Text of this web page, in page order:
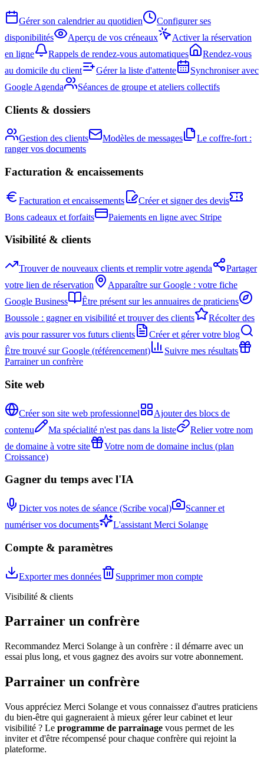
Gérer son calendrier au quotidien
Configurer ses
disponibilités
Aperçu de vos créneaux
Activer la réservation
en ligne
Rappels de rendez-vous automatiques
Rendez-vous
au domicile du client
Gérer la liste d'attente
Synchroniser avec
Google Agenda
Séances de groupe et ateliers collectifs
Clients & dossiers
Gestion des clients Modèles de messages
Le coffre-fort :
ranger vos documents
Facturation & encaissements
Facturation et encaissements
Créer et signer des devis
Bons cadeaux et forfaits
Paiements en ligne avec Stripe
Visibilité & clients
Trouver de nouveaux clients et remplir votre agenda
Partager
votre lien de réservation
Apparaître sur Google : votre fiche
Google Business
Être présent sur les annuaires de praticiens
Boussole : gagner en visibilité et trouver des clients
Récolter des
avis pour rassurer vos futurs clients
Créer et gérer votre blog
Être trouvé sur Google (référencement)
Suivre mes résultats
Parrainer un confrère
Site web
Créer son site web professionnel
Ajouter des blocs de
contenu
Ma spécialité n'est pas dans la liste
Relier votre nom
de domaine à votre site
Votre nom de domaine inclus (plan
Croissance)
Gagner du temps avec l'IA
Dicter vos notes de séance (Scribe vocal)
Scanner et
numériser vos documents
L'assistant Merci Solange
Compte & paramètres
Exporter mes données
Supprimer mon compte
Visibilité & clients
Parrainer un confrère
Recommandez Merci Solange à un confrère : il démarre avec un
essai plus long, et vous gagnez des avoirs sur votre abonnement.
Parrainer un confrère
Vous appréciez Merci Solange et vous connaissez d'autres praticiens
du bien-être qui gagneraient à mieux gérer leur cabinet et leur
visibilité ? Le programme de parrainage vous permet de les
inviter et d'être récompensé pour chaque confrère qui rejoint la
plateforme.